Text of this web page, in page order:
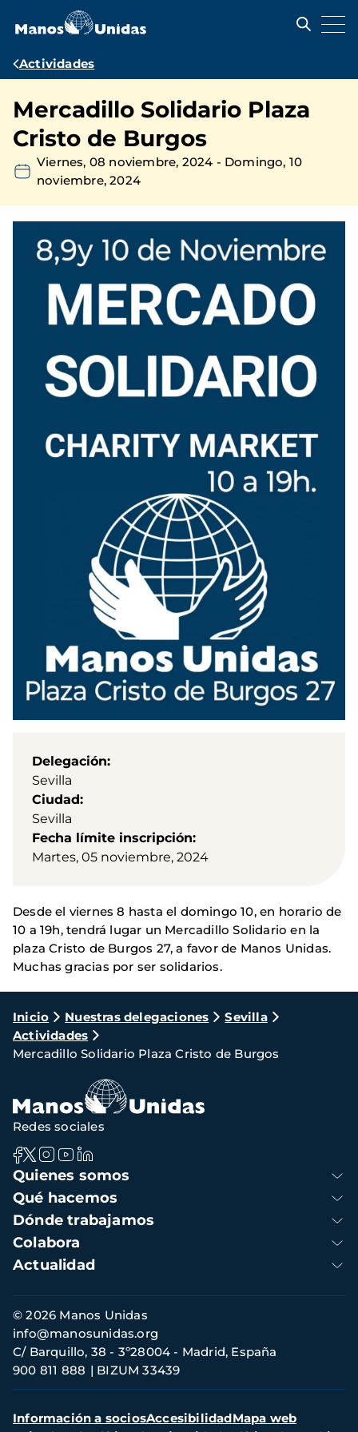
contenido
Ruta
navegación
Actividades
Mercadillo Solidario Plaza
Cristo de Burgos
Viernes, 08 noviembre, 2024 - Domingo, 10
noviembre, 2024
Delegación
Sevilla
Ciudad
Sevilla
Fecha límite inscripción
Martes, 05 noviembre, 2024
Desde el viernes 8 hasta el domingo 10, en horario de
10 a 19h, tendrá lugar un Mercadillo Solidario en la
plaza Cristo de Burgos 27, a favor de Manos Unidas.
Muchas gracias por ser solidarios.
Ruta
de
navegación
Inicio Nuestras delegaciones
Sevilla
Actividades
Mercadillo Solidario Plaza Cristo de Burgos
Navegación
principal
Quienes somos
Qué hacemos
Dónde trabajamos
Colabora
Actualidad
Redes sociales
Información
de
contacto
© 2026 Manos Unidas
C/ Barquillo, 38 - 3º28004 - Madrid, España
900 811 888
BIZUM 33439
info@manosunidas.org
Menú
Información a sociosAccesibilidadMapa web